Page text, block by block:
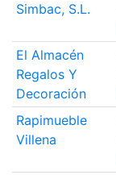
Simbac, S.L.
El Almacén
Regalos Y
Decoración
Rapimueble
Villena